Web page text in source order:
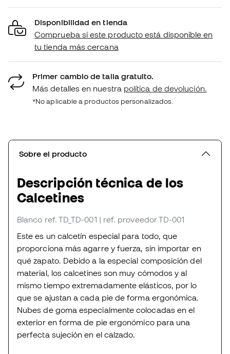
Disponibilidad en tienda
Comprueba si este producto está disponible en
tu tienda más cercana
Primer cambio de talla gratuito.
Más detalles en nuestra política de devolución.
*No aplicable a productos personalizados.
Sobre el producto
Descripción técnica de los
Calcetines
Blanco ref. TD_TD-001 | ref. proveedor TD-001
Este es un calcetín especial para todo, que
proporciona más agarre y fuerza, sin importar en
qué zapato. Debido a la especial composición del
material, los calcetines son muy cómodos y al
mismo tiempo extremadamente elásticos, por lo
que se ajustan a cada pie de forma ergonómica.
Nubes de goma especialmente colocadas en el
exterior en forma de pie ergonómico para una
perfecta sujeción en el calzado.